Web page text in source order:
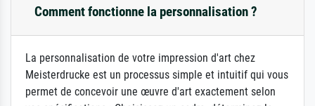
Comment fonctionne la personnalisation ?
La personnalisation de votre impression d'art chez
Meisterdrucke est un processus simple et intuitif qui vous
permet de concevoir une œuvre d'art exactement selon